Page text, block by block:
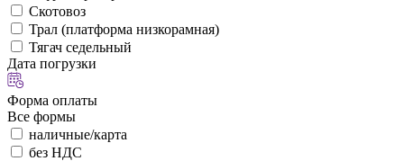
Скотовоз
Трал (платформа низкорамная)
Тягач седельный
Дата погрузки
Форма оплаты
Все формы
наличные/карта
без НДС